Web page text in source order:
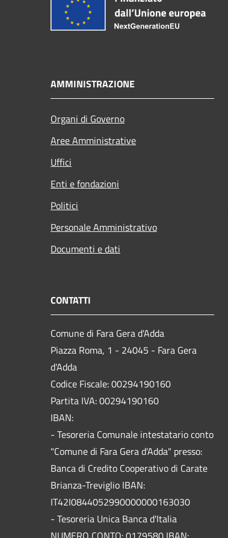
AMMINISTRAZIONE
Organi di Governo
Aree Amministrative
Uffici
Enti e fondazioni
Politici
Personale Amministrativo
Documenti e dati
CONTATTI
Comune di Fara Gera d'Adda
Piazza Roma, 1 - 24045 - Fara Gera
d'Adda
Codice Fiscale: 00294190160
Partita IVA: 00294190160
IBAN:
- Tesoreria Comunale intestatario conto
"Comune di Fara Gera d'Adda" presso:
Banca di Credito Cooperativo di Carate
Brianza-Treviglio IBAN:
IT42I0844052990000000163030
- Tesoreria Unica Banca d'Italia